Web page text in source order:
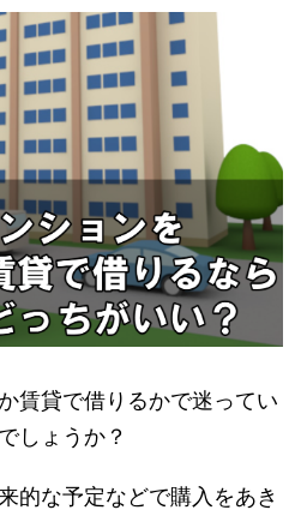
賃貸で借りるかで迷ってい
しょうか？
的な予定などで購入をあき